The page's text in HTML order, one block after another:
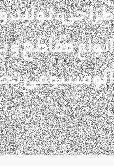
طراحی،
انواع مقاطع
آلومینیومی